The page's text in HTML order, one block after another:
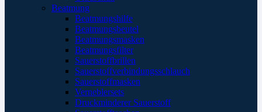
Beatmung
Beatmungshilfe
Beatmungsbeutel
Beatmungsmasken
Beatmungsfilter
Sauerstoffbrillen
Sauerstoffverbindungsschlauch
Sauerstoffmasken
Verneblersets
Druckminderer Sauerstoff